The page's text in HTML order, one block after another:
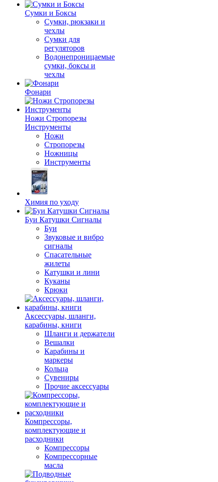
Сумки и Боксы
Сумки, рюкзаки и
чехлы
Сумки для
регуляторов
Водонепроницаемые
сумки, боксы и
чехлы
Фонари
Ножи Стропорезы
Инструменты
Ножи
Стропорезы
Ножницы
Инструменты
Химия по уходу
Буи Катушки Сигналы
Буи
Звуковые и вибро
сигналы
Спасательные
жилеты
Катушки и лини
Куканы
Крюки
Аксессуары, шланги,
карабины, книги
Шланги и держатели
Вешалки
Карабины и
маркеры
Кольца
Сувениры
Прочие аксессуары
Компрессоры,
комплектующие и
расходники
Компрессоры
Компрессорные
масла